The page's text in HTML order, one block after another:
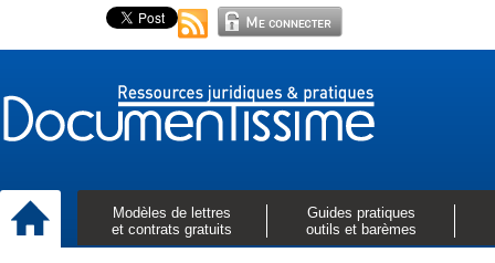
Modèles de lettres
et contrats gratuits
Guides pratiques
outils et barèmes